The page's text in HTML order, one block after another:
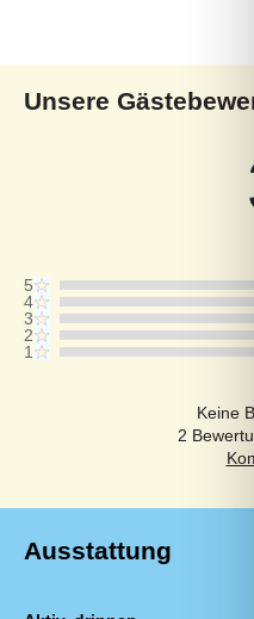
Unsere
5
4
3
2
1
Keine
2
Ausstattung